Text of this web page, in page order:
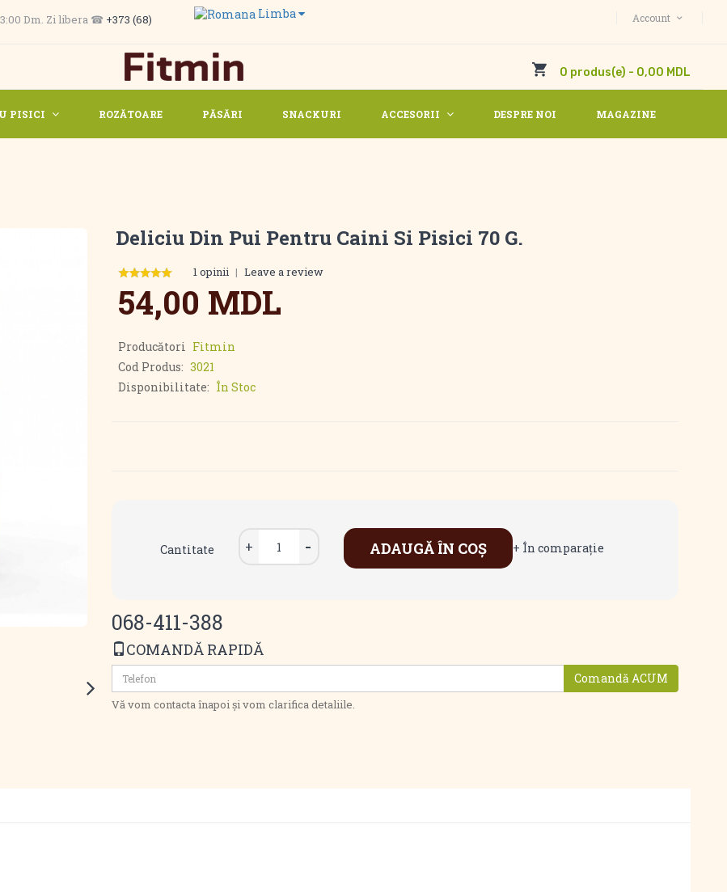
Dm. Zi libera ☎ +373 (68)
Account
Limba
0 produs(e) - 0,00 MDL
PISICI ROZĂTOARE PĂSĂRI SNACKURI ACCESORII DESPRE NOI MAGAZINE
Deliciu Din Pui Pentru Caini Si Pisici 70 G.
1 opinii | Leave a review
54,00 MDL
Producători Fitmin
Cod Produs: 3021
Disponibilitate: În Stoc
Cantitate ADAUGĂ ÎN COŞ + În comparaţie
068-411-388
COMANDĂ RAPIDĂ
Comandă ACUM
Vă vom contacta înapoi și vom clarifica detaliile.